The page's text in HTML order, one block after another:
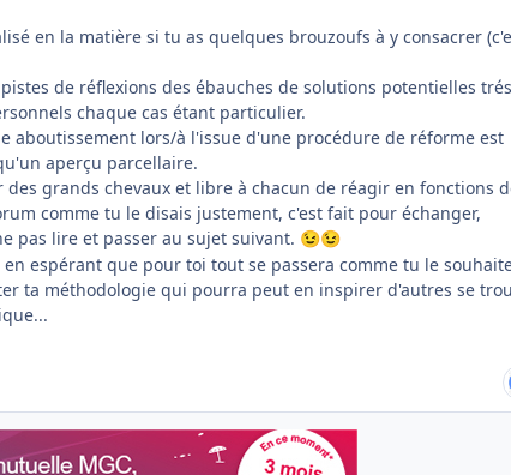
en la matière si tu as quelques brouzoufs à y consacrer
de réflexions des ébauches de solutions potentielles trés
chaque cas étant particulier.
aboutissement lors/à l'issue d'une procédure de réforme est
aperçu parcellaire.
grands chevaux et libre à chacun de réagir en fonctions
comme tu le disais justement, c'est fait pour échanger,
pas lire et passer au sujet suivant. 😉😉
espérant que pour toi tout se passera comme tu le
ta méthodologie qui pourra peut en inspirer d'autres se